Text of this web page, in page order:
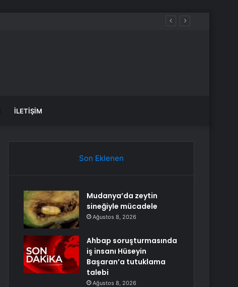
İLETIŞIM
Son Eklenen
Mudanya’da zeytin
sineğiyle mücadele
Ağustos 8, 2026
Ahbap soruşturmasında
iş insanı Hüseyin
Başaran’a tutuklama
talebi
Ağustos 8, 2026